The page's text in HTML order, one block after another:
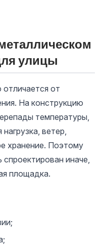
улицы
отличается от
На конструкцию
температуры,
нагрузка, ветер,
хранение. Поэтому
иначе,
площадка.